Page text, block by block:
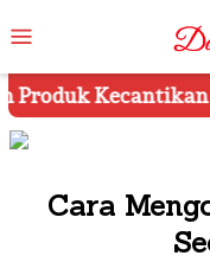
to
contentMenu
Benar Jangan
Cara